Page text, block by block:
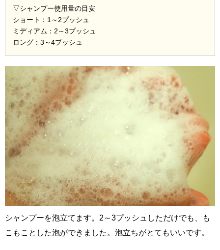
▽シャンプー使用量の目安
ショート：1～2プッシュ
ミディアム：2～3プッシュ
ロング：3～4プッシュ
シャンプーを泡立てます。2～3プッシュしただけでも、も
こもことした泡ができました。泡立ちがとてもいいです。